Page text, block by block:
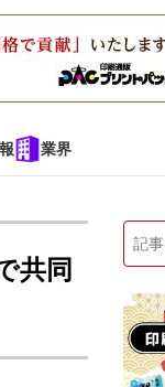
業界
市場・
共同